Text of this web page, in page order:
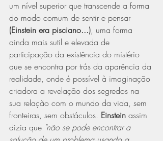
um nível superior que transcende a forma
do modo comum de sentir e pensar
(Einstein era pisciano...), uma forma
ainda mais sutil e elevada de
participação da existência do mistério
que se encontra por trás da aparência da
realidade, onde é possível à imaginação
criadora a revelação dos segredos na
sua relação com o mundo da vida, sem
fronteiras, sem obstáculos. Einstein assim
dizia que "não se pode encontrar a